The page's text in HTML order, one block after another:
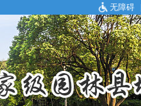
无障碍